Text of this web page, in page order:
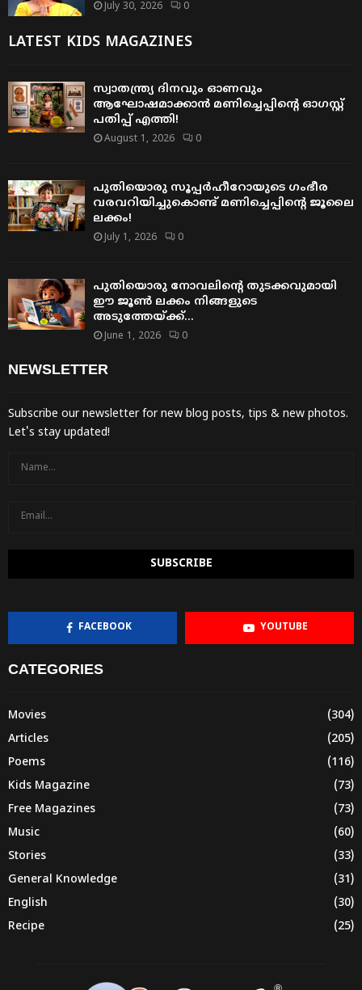
July 30, 2026 0
LATEST KIDS MAGAZINES
സ്വാതന്ത്ര്യ ദിനവും ഓണവും
ആഘോഷമാക്കാൻ മണിച്ചെപ്പിന്റെ ഓഗസ്റ്റ്
പതിപ്പ് എത്തി!
August 1, 2026 0
പുതിയൊരു സൂപ്പർഹീറോയുടെ ഗംഭീര
വരവറിയിച്ചുകൊണ്ട് മണിച്ചെപ്പിന്റെ ജൂലൈ
ലക്കം!
July 1, 2026 0
പുതിയൊരു നോവലിന്റെ തുടക്കവുമായി
ഈ ജൂൺ ലക്കം നിങ്ങളുടെ
അടുത്തേയ്ക്ക്…
June 1, 2026 0
NEWSLETTER
Subscribe our newsletter for new blog posts, tips & new photos.
Let's stay updated!
FACEBOOK YOUTUBE
CATEGORIES
Movies
(304)
Articles
(205)
Poems
(116)
Kids Magazine
(73)
Free Magazines
(73)
Music
(60)
Stories
(33)
General Knowledge
(31)
English
(30)
Recipe
(25)